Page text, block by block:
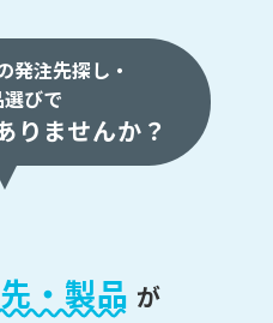
発注先探し・
びで
りませんか？
・製品 が